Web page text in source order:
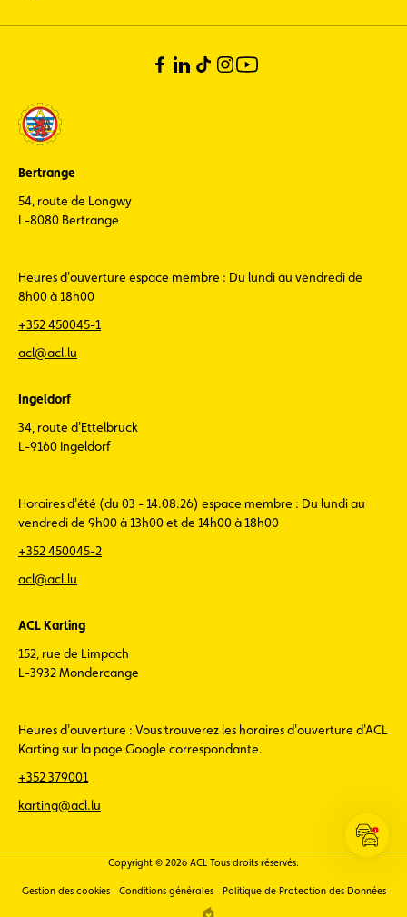
Bertrange
54, route de Longwy
L-8080 Bertrange
Heures d'ouverture espace membre : Du lundi au vendredi de
8h00 à 18h00
+352 450045-1
acl@acl.lu
Ingeldorf
34, route d'Ettelbruck
L-9160 Ingeldorf
Horaires d'été (du 03 - 14.08.26) espace membre : Du lundi au
vendredi de 9h00 à 13h00 et de 14h00 à 18h00
+352 450045-2
acl@acl.lu
ACL Karting
152, rue de Limpach
L-3932 Mondercange
Heures d'ouverture : Vous trouverez les horaires d'ouverture d'ACL
Karting sur la page Google correspondante.
+352 379001
karting@acl.lu
Copyright © 2026 ACL Tous droits réservés.
Gestion des cookies Conditions générales Politique de Protection des Données
Ouvrir